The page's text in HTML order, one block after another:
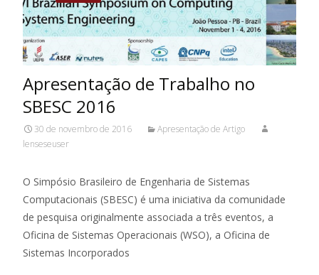
Apresentação de Trabalho no
SBESC 2016
30 de novembro de 2016
Apresentação de Artigo
lenseseuser
O Simpósio Brasileiro de Engenharia de Sistemas
Computacionais (SBESC) é uma iniciativa da comunidade
de pesquisa originalmente associada a três eventos, a
Oficina de Sistemas Operacionais (WSO), a Oficina de
Sistemas Incorporados